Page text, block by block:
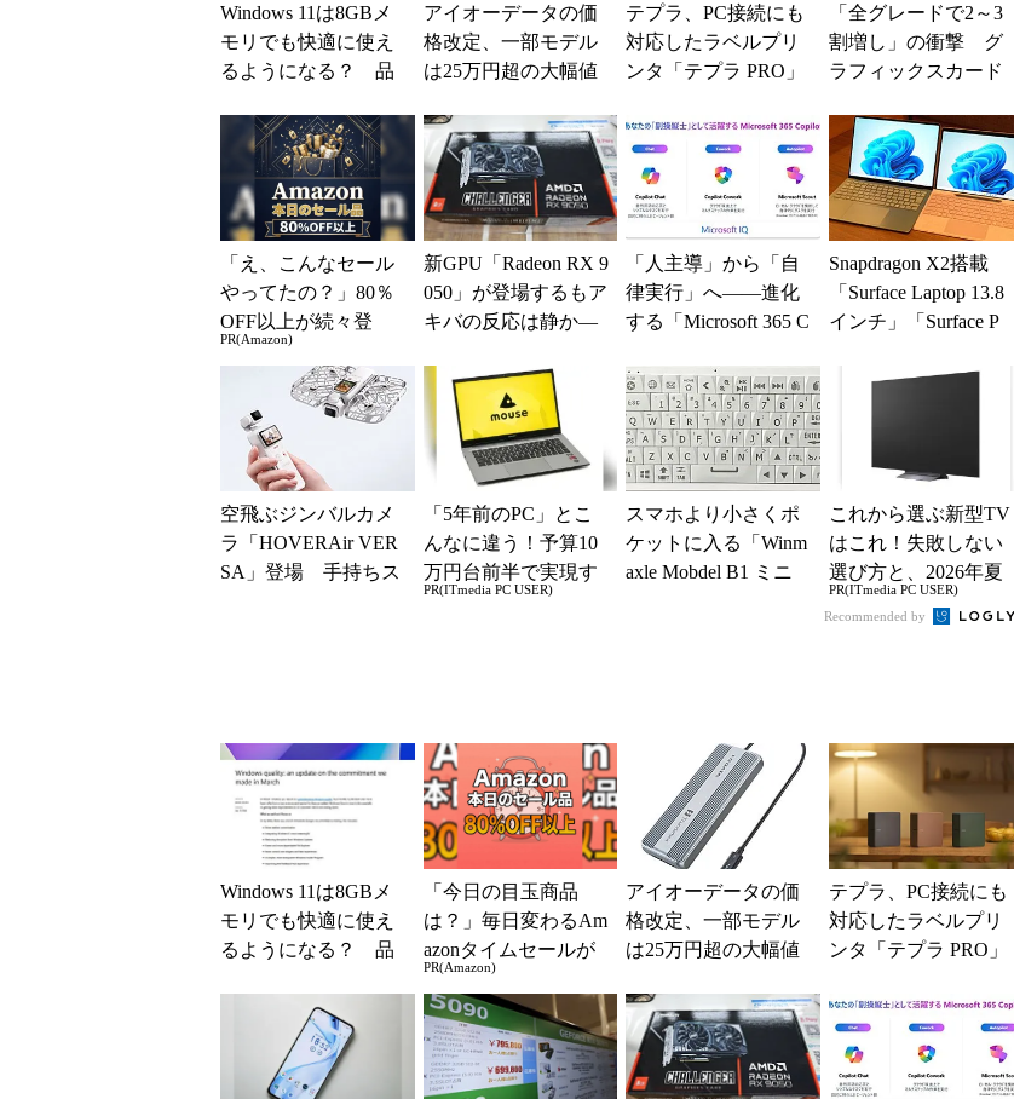
Windows 11は8GBメ
モリでも快適に使え
るようになる？ 品
と「26H2」に...
アイオーデータの価
格改定、一部モデル
は25万円超の大幅値
テプラ、PC接続にも
対応したラベルプリ
ンタ「テプラ PRO」
「全グレードで2～3
割増し」の衝撃 グ
ラフィックスカード
でアキバの購入制限
が深刻化
「え、こんなセール
やってたの？」80％
OFF以上が続々登
場！Amazonの本気が
凄すぎる
PR(Amazon)
新GPU「Radeon RX 9
050」が登場するもア
キバの反応は静か―
ツ事...
「人主導」から「自
律実行」へ――進化
する「Microsoft 365 C
ー...
Snapdragon X2搭載
「Surface Laptop 13.8
インチ」「Surface P
空飛ぶジンバルカメ
ラ「HOVERAir VER
SA」登場 手持ちス
「5年前のPC」とこ
んなに違う！予算10
万円台前半で実現す
る快適PCライフ
PR(ITmedia PC USER)
スマホより小さくポ
ケットに入る「Winm
axle Mobdel B1 ミニ
これから選ぶ新型TV
はこれ！失敗しない
選び方と、2026年夏
の一押しモデル
PR(ITmedia PC USER)
Recommended by
Windows 11は8GBメ
モリでも快適に使え
るようになる？ 品
と「26H2」に...
「今日の目玉商品
は？」毎日変わるAm
azonタイムセールが
見逃せない
PR(Amazon)
アイオーデータの価
格改定、一部モデル
は25万円超の大幅値
テプラ、PC接続にも
対応したラベルプリ
ンタ「テプラ PRO」